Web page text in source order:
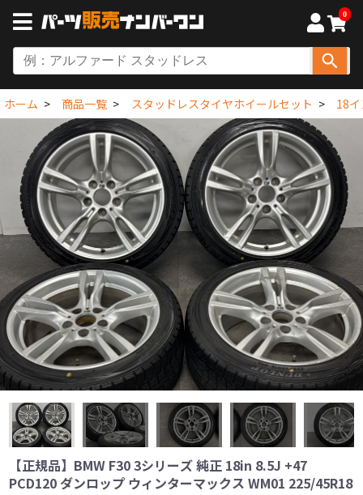
0
ホーム 商品一覧 スタッドレスタイヤホイールセット 18
【正規品】BMW F30 3シリーズ 純正 18in 8.5J +47
PCD120 ダンロップ ウィンターマックス WM01 225/45R18